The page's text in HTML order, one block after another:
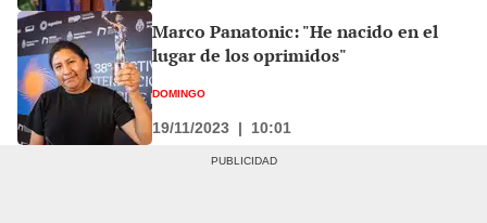
Marco Panatonic: "He nacido en el
lugar de los oprimidos"
DOMINGO
19/11/2023 | 10:01